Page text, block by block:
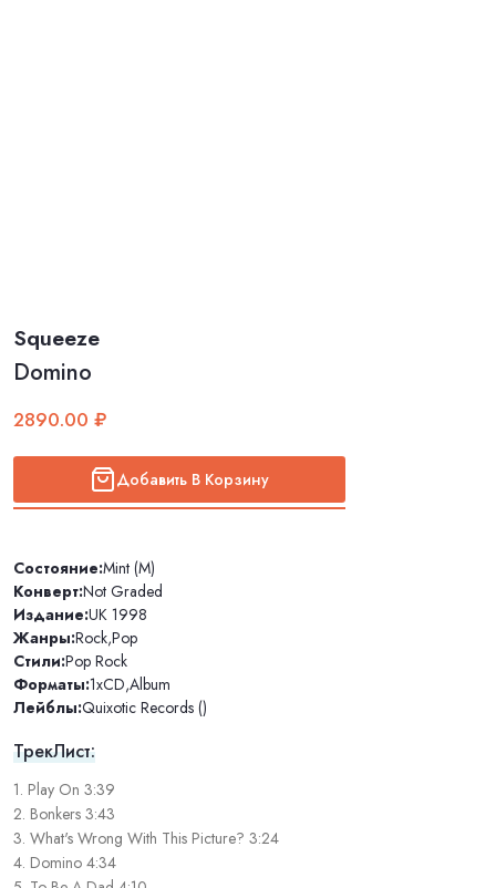
Squeeze
Domino
2890.00 ₽
Добавить В Корзину
Состояние:Mint (M)
Конверт:Not Graded
Издание:UK 1998
Жанры:Rock,Pop
Стили:Pop Rock
Форматы:1xCD,Album
Лейблы:Quixotic Records ()
ТрекЛист:
1. Play On 3:39
2. Bonkers 3:43
3. What's Wrong With This Picture? 3:24
4. Domino 4:34